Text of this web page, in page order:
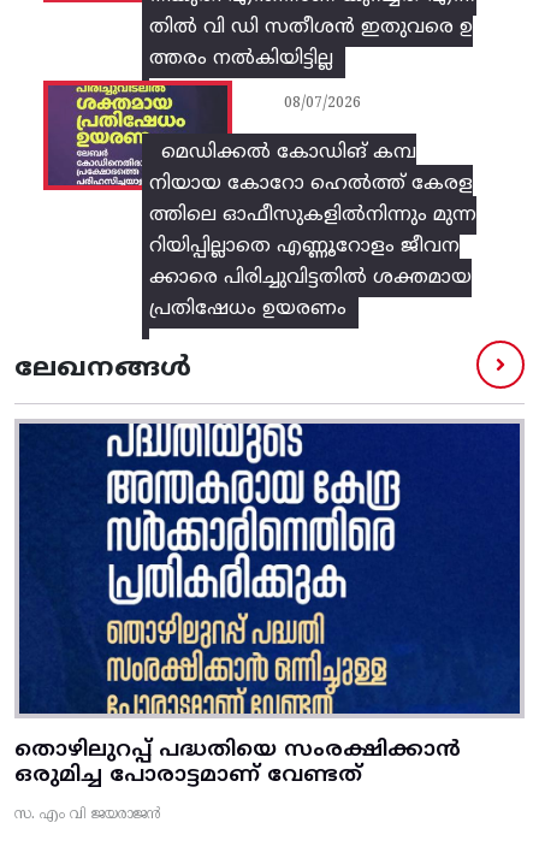
തിൽ വി ഡി സതീശൻ ഇതുവരെ ഉ
ത്തരം നൽകിയിട്ടില്ല
മെഡിക്കൽ കോഡിങ് കമ്പ
നിയായ കോറോ ഹെൽത്ത് കേരള
ത്തിലെ ഓഫീസുകളിൽനിന്നും മുന്ന
റിയിപ്പില്ലാതെ എണ്ണൂറോളം ജീവന
ക്കാരെ പിരിച്ചുവിട്ടതിൽ‌ ശക്തമായ
പ്രതിഷേധം ഉയരണം
08/07/2026
ലേഖനങ്ങൾ
തൊഴിലുറപ്പ് പദ്ധതിയെ സംരക്ഷിക്കാൻ
ഒരുമിച്ച പോരാട്ടമാണ് വേണ്ടത്
സ. എം വി ജയരാജൻ